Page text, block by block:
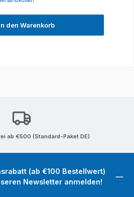
den Warenkorb
ab €500 (Standard-Paket DE)
(ab €100 Bestellwert)
Newsletter anmelden!